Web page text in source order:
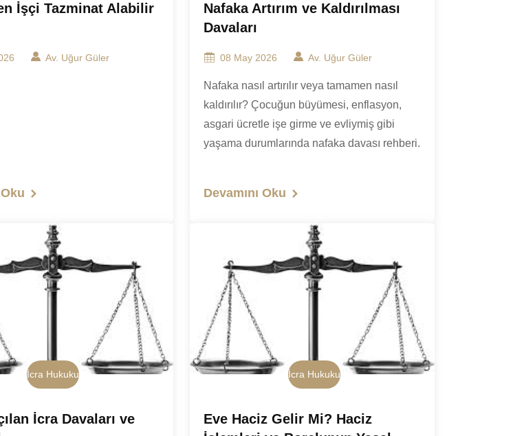
İşçi Tazminat Alabilir
Av. Uğur Güler
Oku
Nafaka Artırım ve Kaldırılması
Davaları
08 May 2026 Av. Uğur Güler
Nafaka nasıl artırılır veya tamamen nasıl
kaldırılır? Çocuğun büyümesi, enflasyon,
asgari ücretle işe girme ve evliymiş gibi
yaşama durumlarında nafaka davası rehberi.
Devamını Oku
İcra Hukuku
İcra Davaları ve
İcra Hukuku
Eve Haciz Gelir Mi? Haciz